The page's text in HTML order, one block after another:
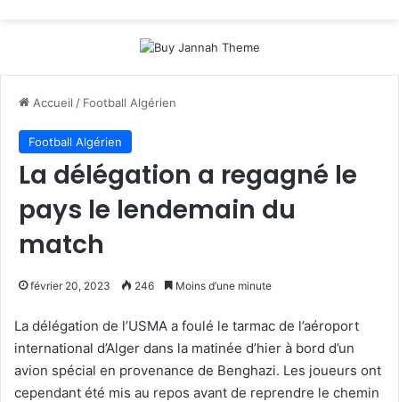
Accueil / Football Algérien
Football Algérien
La délégation a regagné le
pays le lendemain du
match
février 20, 2023 246 Moins d’une minute
La délégation de l’USMA a foulé le tarmac de l’aéroport
international d’Alger dans la matinée d’hier à bord d’un
avion spécial en provenance de Benghazi. Les joueurs ont
cependant été mis au repos avant de reprendre le chemin